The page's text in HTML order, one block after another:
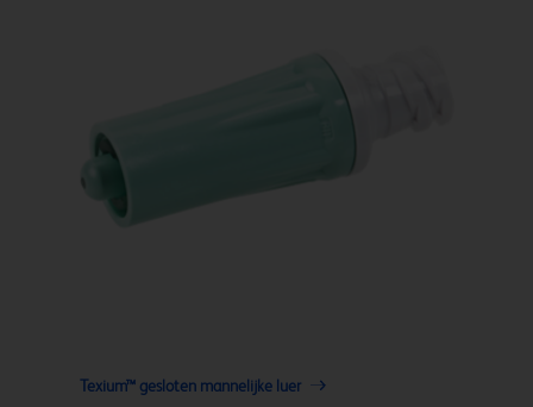
Texium™ gesloten mannelijke luer